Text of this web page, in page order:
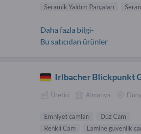
Seramik Yalıtım Parçaları
Daha fazla bilgi-
Bu satıcıdan ürünler
Irlbacher Blickpunkt
Üretici Almanya
Emniyet camları
Düz Cam
Renkli Cam
Lamine güvenlik